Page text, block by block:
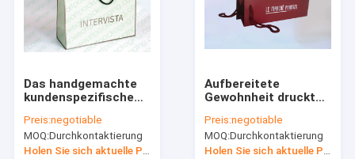
Das handgemachte
kundenspezifische
bereiten Papiertüte
mit UVvollenden auf
Preis:negotiable
MOQ:Durchkontaktierung
Aufbereitete
Gewohnheit druckte
für Rotwein mit
Baumwollgriff
fördernd sind
Preis:negotiable
MOQ:Durchkontaktierung